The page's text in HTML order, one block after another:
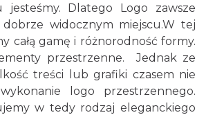
jesteśmy. Dlatego Logo zawsze
widocznym miejscu.W tej
całą gamę i różnorodność formy.
przestrzenne. Jednak ze
treści lub grafiki czasem nie
logo przestrzennego.
w tedy rodzaj eleganckiego